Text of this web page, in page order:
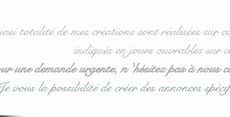
totalité de mes créations sont réalisées sur
indiqués en jours ouvrables sur
une demande urgente, n 'hésitez pas à nous
vous la possibilité de créer des annonces